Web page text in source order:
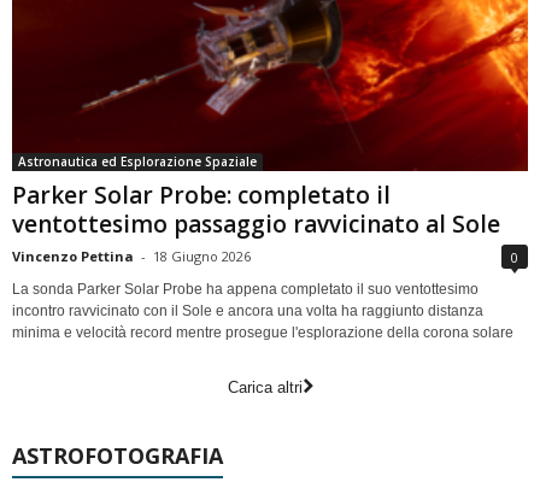
Astronautica ed Esplorazione Spaziale
Parker Solar Probe: completato il
ventottesimo passaggio ravvicinato al Sole
Vincenzo Pettina - 18 Giugno 2026 0
La sonda Parker Solar Probe ha appena completato il suo ventottesimo
incontro ravvicinato con il Sole e ancora una volta ha raggiunto distanza
minima e velocità record mentre prosegue l'esplorazione della corona solare
Carica altri
ASTROFOTOGRAFIA